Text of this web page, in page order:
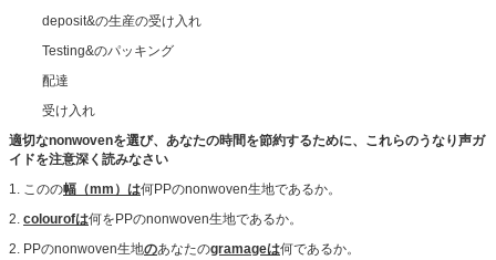
deposit&の生産の受け入れ
Testing&のパッキング
配達
受け入れ
適切なnonwovenを選び、あなたの時間を節約するために、これらのうなり声ガ
イドを注意深く読みなさい
1. このの幅（mm）は何PPのnonwoven生地であるか。
2. colourofは何をPPのnonwoven生地であるか。
2. PPのnonwoven生地のあなたのgramageは何であるか。